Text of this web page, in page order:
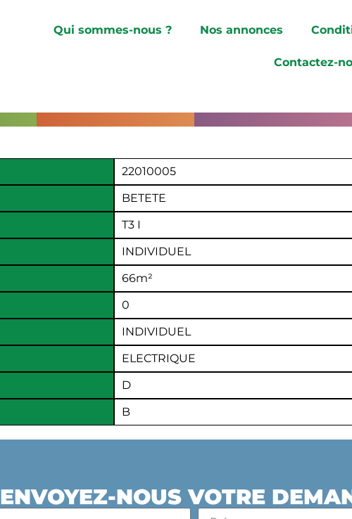
Qui sommes-nous ? Nos annonces
Contactez-
22010005
BETETE
T3 I
INDIVIDUEL
66m²
0
INDIVIDUEL
ELECTRIQUE
D
B
ENVOYEZ-NOUS VOTRE